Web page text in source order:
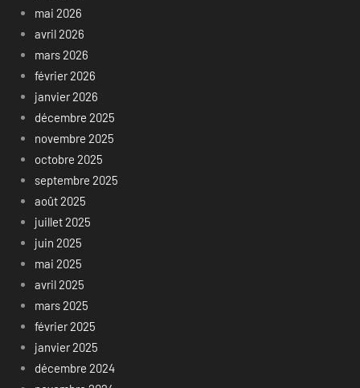
mai 2026
avril 2026
mars 2026
février 2026
janvier 2026
décembre 2025
novembre 2025
octobre 2025
septembre 2025
août 2025
juillet 2025
juin 2025
mai 2025
avril 2025
mars 2025
février 2025
janvier 2025
décembre 2024